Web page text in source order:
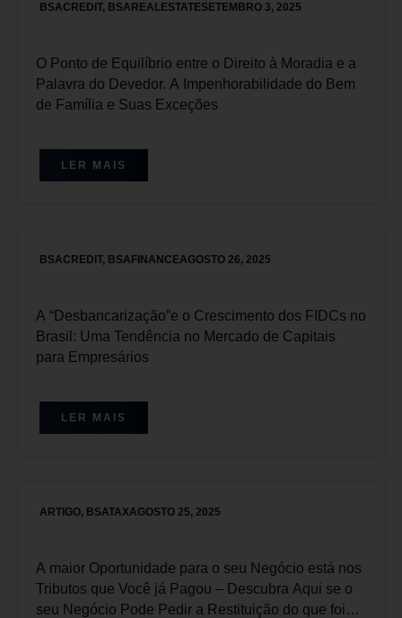
BSACREDIT, BSAREALESTATESETEMBRO 3, 2025
O Ponto de Equilíbrio entre o Direito à Moradia e a
Palavra do Devedor. A Impenhorabilidade do Bem
de Família e Suas Exceções
LER MAIS
BSACREDIT, BSAFINANCEAGOSTO 26, 2025
A “Desbancarização”e o Crescimento dos FIDCs no
Brasil: Uma Tendência no Mercado de Capitais
para Empresários
LER MAIS
ARTIGO, BSATAXAGOSTO 25, 2025
A maior Oportunidade para o seu Negócio está nos
Tributos que Você já Pagou – Descubra Aqui se o
seu Negócio Pode Pedir a Restituição do que foi